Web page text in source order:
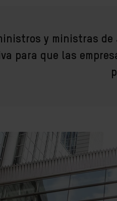
y ministras
para que las